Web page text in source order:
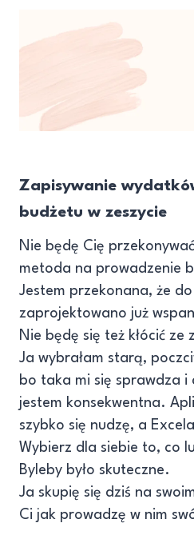
Zapisywanie
budżetu w zeszycie
Nie będę Cię
metoda na prowadzenie
Jestem przekonana, że
zaprojektowano już
Nie będę się też kłócić ze
Ja wybrałam starą,
bo taka mi się sprawdza i
jestem konsekwentna.
szybko się nudzę, a
Wybierz dla siebie to, co
Byleby było skuteczne.
Ja skupię się dziś na
Ci jak prowadzę w nim